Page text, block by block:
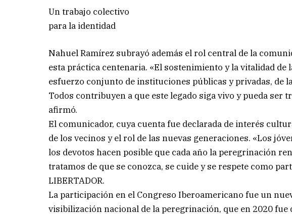
Un trabajo colectivo
para la identidad
Nahuel Ramírez subrayó además el rol central de la
esta práctica centenaria. «El sostenimiento y la vitalidad
esfuerzo conjunto de instituciones públicas y privadas, de
Todos contribuyen a que este legado siga vivo y pueda ser
afirmó.
El comunicador, cuya cuenta fue declarada de interés
de los vecinos y el rol de las nuevas generaciones. «Los
los devotos hacen posible que cada año la peregrinación
tratamos de que se conozca, se cuide y se respete como
LIBERTADOR.
La participación en el Congreso Iberoamericano fue un
visibilización nacional de la peregrinación, que en 2020